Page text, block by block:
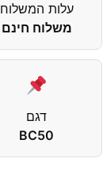
עלות המשלוח
משלוח חינם
דגם
BC50